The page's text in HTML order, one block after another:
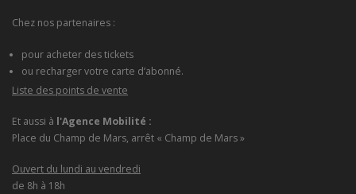
Chez nos partenaires :
pour acheter des tickets
ou recharger votre carte d’abonné.
Liste des points de vente
Et aussi à l'Agence Mobilité :
Place du Champ de Mars, arrêt « Champ de Mars »
Ouvert du lundi au vendredi
de 8h à 18h